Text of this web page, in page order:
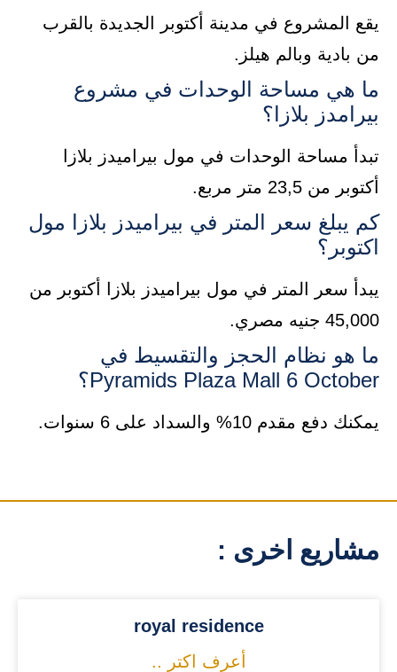
يقع المشروع في مدينة أكتوبر الجديدة بالقرب
من بادية وبالم هيلز.
ما هي مساحة الوحدات في مشروع
بيرامدز بلازا؟
تبدأ مساحة الوحدات في مول بيراميدز بلازا
أكتوبر من 23,5 متر مربع.
كم يبلغ سعر المتر في بيراميدز بلازا مول
اكتوبر؟
يبدأ سعر المتر في مول بيراميدز بلازا أكتوبر من
45,000 جنيه مصري.
ما هو نظام الحجز والتقسيط في
Pyramids Plaza Mall 6 October؟
يمكنك دفع مقدم 10% والسداد على 6 سنوات.
مشاريع اخرى :
royal residence
أعرف اكتر ..